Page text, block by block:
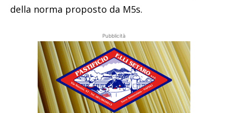
della norma proposto da M5s.
Pubblicità